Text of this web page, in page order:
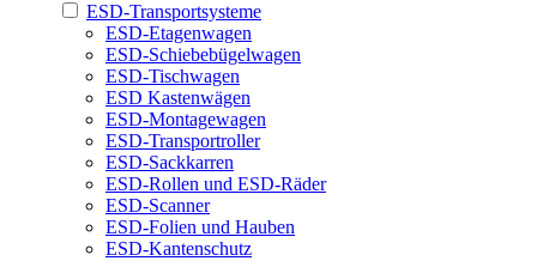
ESD-Transportsysteme
ESD-Etagenwagen
ESD-Schiebebügelwagen
ESD-Tischwagen
ESD Kastenwägen
ESD-Montagewagen
ESD-Transportroller
ESD-Sackkarren
ESD-Rollen und ESD-Räder
ESD-Scanner
ESD-Folien und Hauben
ESD-Kantenschutz